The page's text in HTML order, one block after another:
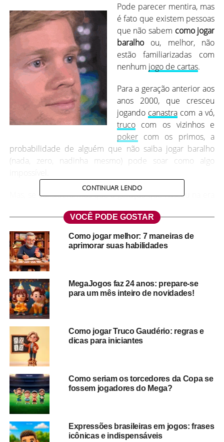
Pode parecer mentira, mas
é fato que existem pessoas
que não sabem como jogar
baralhoou, melhor, não
estão familiarizadas com
nenhum jogo de cartas.
Para a geração anterior aos
anos 2000, que cresceu
jogando canastra com a vó,
trucocom os vizinhos e
pokercom os primos, a
probabilidade de alguém que não saiba jogar baralho
(nada, zero, nadinha mesmo) pode soar como algo
Mas, se considerarmos que a geração que nasceu na era
de jogos bem diferentes, bom, é triste, mas pode
acontecer.
Porém, não temas, porque aqui no
discrimina ninguém! Muito pelo contrário, queremos
cada vez mais pessoas se divertindo nas mesas de jogos
conosco, por isso, separamos3 jogos de cartas adorados
por gerações
para apresentar a quem quer aprender
como jogar baralho. Confira!
3 jogos clássicos para você
aprender como jogar baralho
Velho conhecido da humanidade, obaralho tem séculos
de existência
a partir desse conjunto de cartas, encontra suas origens
em diferentes épocas, por todo o mundo.
CONTINUAR LENDO
VOCÊ PODE GOSTAR
Como jogar melhor: 7 maneiras de
aprimorar suas habilidades
MegaJogos faz 24 anos: prepare-se
para um mês inteiro de novidades!
Como jogar Truco Gaudério: regras e
dicas para iniciantes
Como seriam os torcedores da Copa se
fossem jogadores do Mega?
Expressões brasileiras em jogos: frases
icônicas e indispensáveis